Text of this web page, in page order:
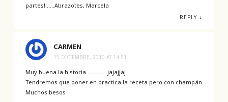
partes!!…..Abrazotes, Marcela
REPLY ↓
CARMEN
15 DICIEMBRE, 2010 AT 14:51
Muy buena la historia…………..jajajjaj
Tendremos que poner en practica la receta pero con champán
Muchos besos